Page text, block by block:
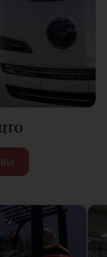
ЦТО